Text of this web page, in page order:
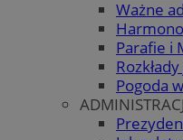
Ważne
Parafie i
Pogoda